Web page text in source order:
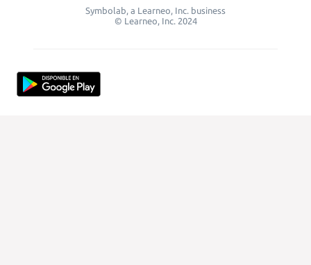
Symbolab, a Learneo, Inc. business
© Learneo, Inc. 2024